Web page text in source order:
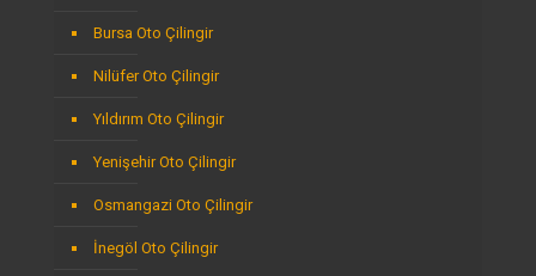
Bursa Oto Çilingir
Nilüfer Oto Çilingir
Yıldırım Oto Çilingir
Yenişehir Oto Çilingir
Osmangazi Oto Çilingir
İnegöl Oto Çilingir